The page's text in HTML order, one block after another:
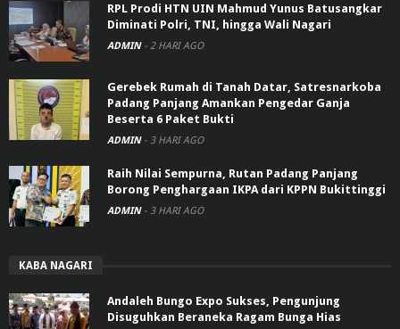
RPL Prodi HTN UIN Mahmud Yunus Batusangkar
Diminati Polri, TNI, hingga Wali Nagari
ADMIN - 2 HARI AGO
Gerebek Rumah di Tanah Datar, Satresnarkoba
Padang Panjang Amankan Pengedar Ganja
Beserta 6 Paket Bukti
ADMIN - 3 HARI AGO
Raih Nilai Sempurna, Rutan Padang Panjang
Borong Penghargaan IKPA dari KPPN Bukittinggi
ADMIN - 3 HARI AGO
KABA NAGARI
Andaleh Bungo Expo Sukses, Pengunjung
Disuguhkan Beraneka Ragam Bunga Hias